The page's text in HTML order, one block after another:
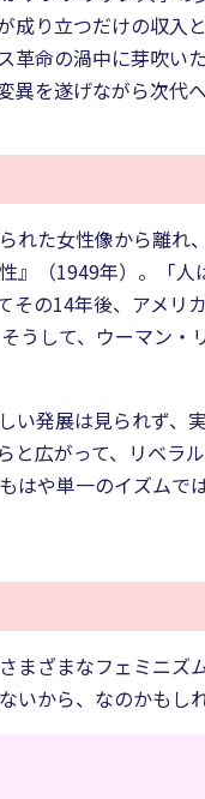
成り立つだけの収入
命の渦中に芽吹い
を遂げながら次代
れた女性像から離
』（1949年）。「
の14年後、アメリ
うして、ウーマン
発展は見られず、
広がって、リベラ
や単一のイズムで
まざまなフェミニズ
から、なのかもし